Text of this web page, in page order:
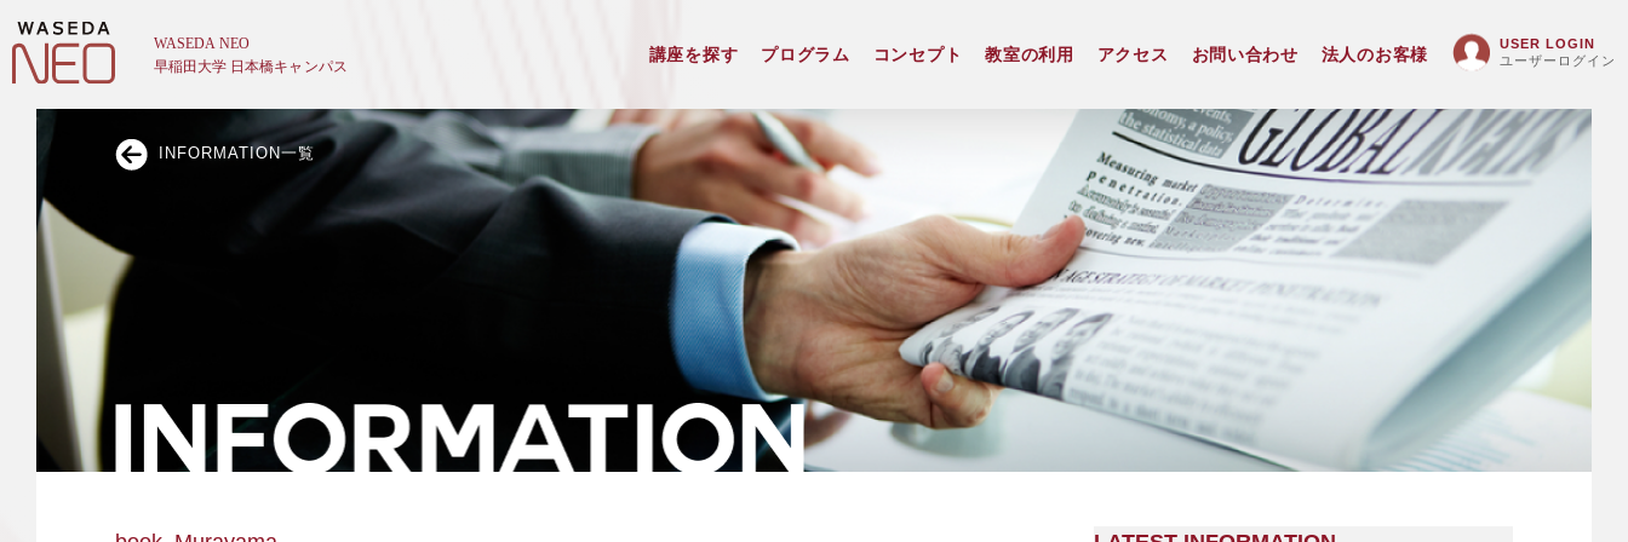
講座を探す プログラム コンセプト 教室の利用 アクセス お問い合わせ 法人のお客様
USER LOGIN
ユーザーログイン
INFORMATION一覧